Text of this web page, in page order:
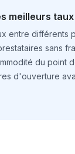
meilleurs taux
entre différents
sans
du point
d'ouverture